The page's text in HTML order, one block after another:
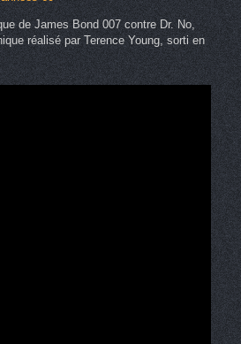
de James Bond 007 contre Dr. No,
réalisé par Terence Young, sorti en